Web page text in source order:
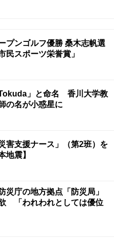
プンゴルフ優勝 桑木志帆選
民スポーツ栄誉賞」
」と命名 香川大学教
の名が小惑星に
害支援ナース」（第2班）を
地震】
庁の地方拠点「防災局」
「われわれとしては優位